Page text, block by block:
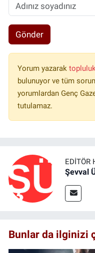
Gönder
Yorum yazarak topluluk
bulunuyor ve tüm
yorumlardan Genç
tutulamaz.
EDITÖR
Şevval
Bunlar da ilginizi